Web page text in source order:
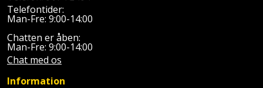
Telefontider:
Man-Fre: 9:00-14:00
Chatten er åben:
Man-Fre: 9:00-14:00
Chat med os
Information